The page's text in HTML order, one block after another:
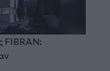
FIBRAN: